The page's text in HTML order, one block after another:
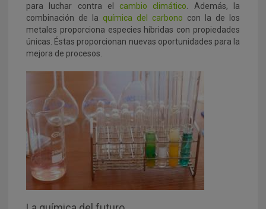
para luchar contra el cambio climático. Además, la
combinación de la química del carbono con la de los
metales proporciona especies híbridas con propiedades
únicas. Éstas proporcionan nuevas oportunidades para la
mejora de procesos.